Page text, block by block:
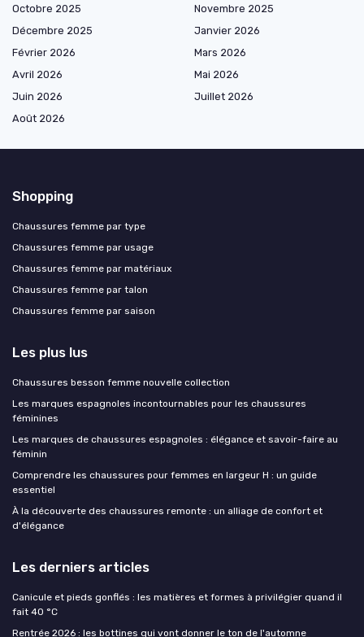
Octobre 2025
Novembre 2025
Décembre 2025
Janvier 2026
Février 2026
Mars 2026
Avril 2026
Mai 2026
Juin 2026
Juillet 2026
Août 2026
Shopping
Chaussures femme par type
Chaussures femme par usage
Chaussures femme par matériaux
Chaussures femme par talon
Chaussures femme par saison
Les plus lus
Chaussures besson femme nouvelle collection
Les marques espagnoles incontournables pour les chaussures
féminines
Les marques de chaussures espagnoles : élégance et savoir-faire au
féminin
Comprendre les chaussures pour femmes en largeur H : un guide
essentiel
À la découverte des chaussures remonte : un alliage de confort et
d'élégance
Les derniers articles
Canicule et pieds gonflés : les matières et formes à privilégier quand il
fait 40 °C
Rentrée 2026 : les bottines qui vont donner le ton de l'automne